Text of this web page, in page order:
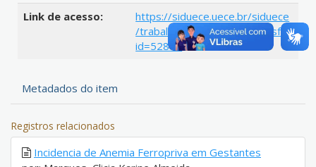
Link de acesso:
https://siduece.uece.br/siduece
/trabalhoAcademicoPublico.jsf?
id=52875
Metadados do item
Registros relacionados
Incidencia de Anemia Ferropriva em Gestantes